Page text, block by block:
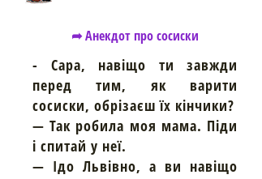
➦ Анекдот про сосиски
- Сара, навіщо ти завжди
перед тим, як варити
сосиски, обрізаєш їх кінчики?
— Так робила моя мама. Піди
і спитай у неї.
— Ідо Львівно, а ви навіщо